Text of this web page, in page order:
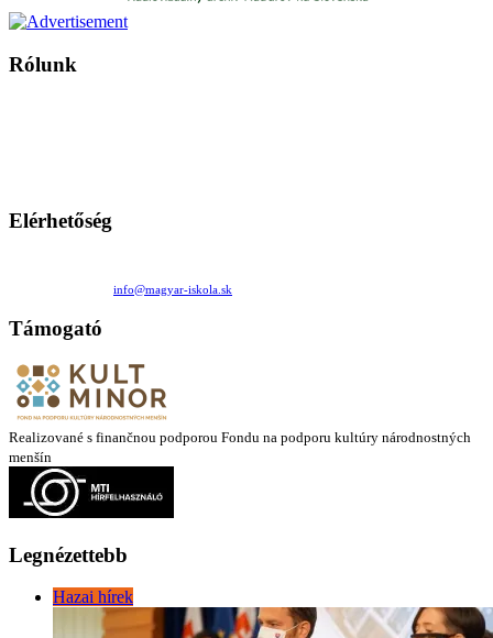
Rólunk
Elérhetőség
info@magyar-iskola.sk
Támogató
Realizované s finančnou podporou Fondu na podporu kultúry národnostných
menšín
Legnézettebb
Hazai hírek